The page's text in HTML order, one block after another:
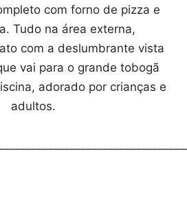
com forno de pizza e
Tudo na área externa,
com a deslumbrante vista
vai para o grande tobogã
adorado por crianças e
adultos.